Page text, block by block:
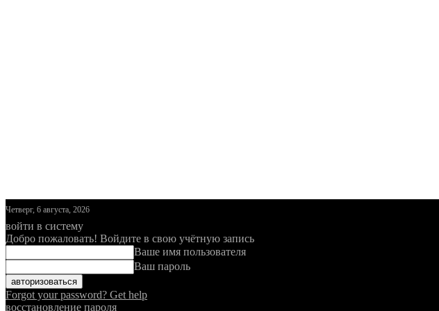
Четверг, 6 августа, 2026
войти в систему
Добро пожаловать! Войдите в свою учётную запись
Ваше имя пользователя
Ваш пароль
Forgot your password? Get help
восстановление пароля